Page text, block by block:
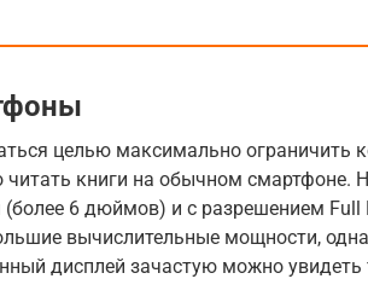
целью максимально ограничить
книги на обычном смартфоне.
6 дюймов) и с разрешением Full
вычислительные мощности,
дисплей зачастую можно